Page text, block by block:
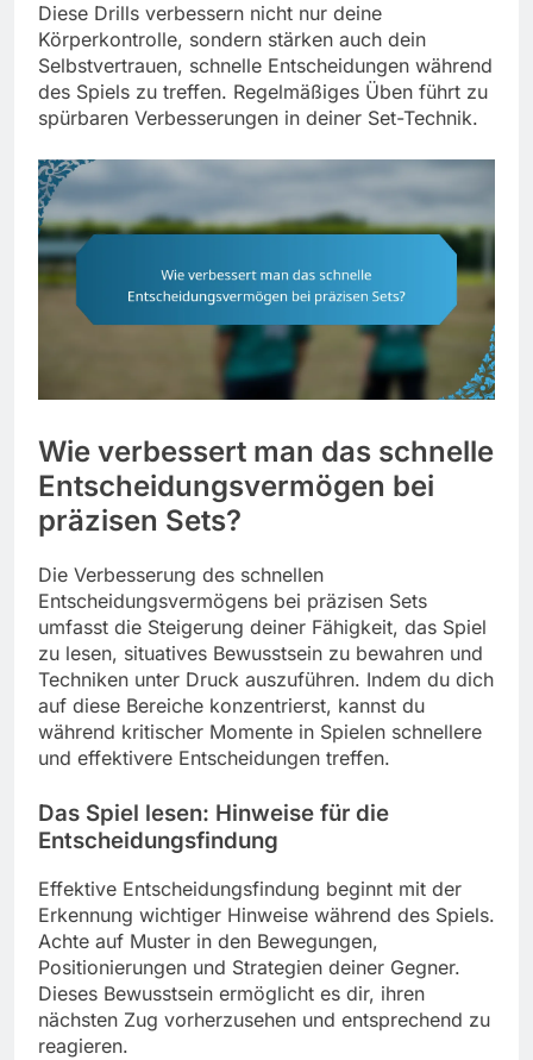
Diese Drills verbessern nicht nur deine
Körperkontrolle, sondern stärken auch dein
Selbstvertrauen, schnelle Entscheidungen während
des Spiels zu treffen. Regelmäßiges Üben führt zu
spürbaren Verbesserungen in deiner Set-Technik.
Wie verbessert man das schnelle
Entscheidungsvermögen bei
präzisen Sets?
Die Verbesserung des schnellen
Entscheidungsvermögens bei präzisen Sets
umfasst die Steigerung deiner Fähigkeit, das Spiel
zu lesen, situatives Bewusstsein zu bewahren und
Techniken unter Druck auszuführen. Indem du dich
auf diese Bereiche konzentrierst, kannst du
während kritischer Momente in Spielen schnellere
und effektivere Entscheidungen treffen.
Das Spiel lesen: Hinweise für die
Entscheidungsfindung
Effektive Entscheidungsfindung beginnt mit der
Erkennung wichtiger Hinweise während des Spiels.
Achte auf Muster in den Bewegungen,
Positionierungen und Strategien deiner Gegner.
Dieses Bewusstsein ermöglicht es dir, ihren
nächsten Zug vorherzusehen und entsprechend zu
reagieren.